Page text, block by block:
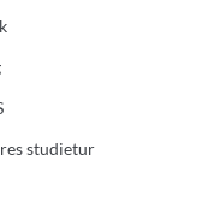
studietur